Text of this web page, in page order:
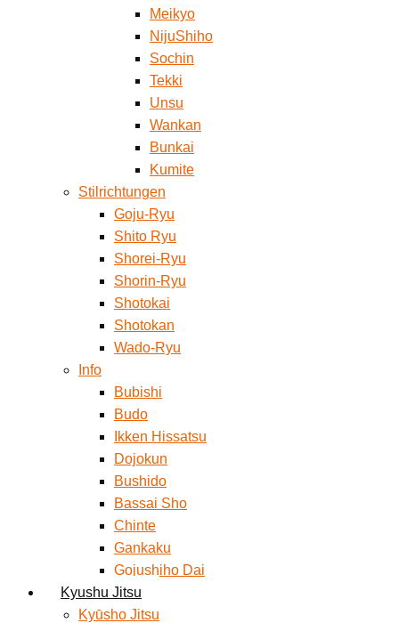
Meikyo
NijuShiho
Sochin
Tekki
Unsu
Wankan
Bunkai
Kumite
Stilrichtungen
Goju-Ryu
Shito Ryu
Shorei-Ryu
Shorin-Ryu
Shotokai
Shotokan
Wado-Ryu
Info
Bubishi
Budo
Ikken Hissatsu
Dojokun
Bushido
Bassai Sho
Chinte
Gankaku
Gojushiho Dai
Kyushu Jitsu
Kyūsho Jitsu